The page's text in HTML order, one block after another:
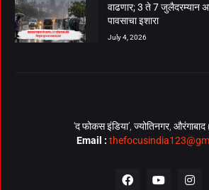
वाढणार; 3 ते 7 जुलैदरम्यान
पावसाचा इशारा
July 4, 2026
‘द फोकस इंडिया’, ज्योतिनगर, औरंगाबाद
Email :